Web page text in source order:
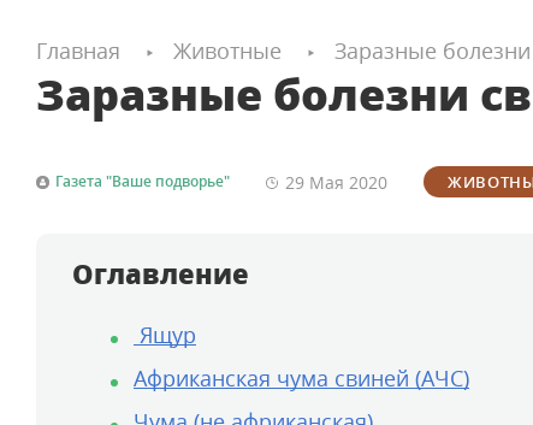
Главная Животные Заразные
Заразные болезни
Газета "Ваше подворье" 29 Мая 2020
Оглавление
Ящур
Африканская чума свиней (АЧС)